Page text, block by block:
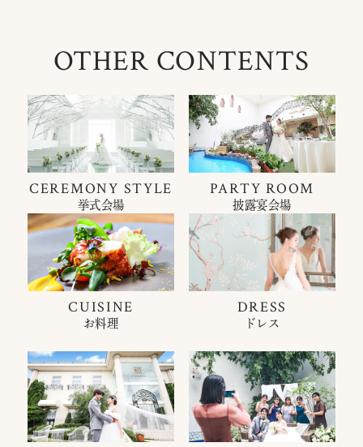
OTHER CONTENTS
CEREMONY STYLE
挙式会場
PARTY ROOM
披露宴会場
CUISINE
お料理
DRESS
ドレス